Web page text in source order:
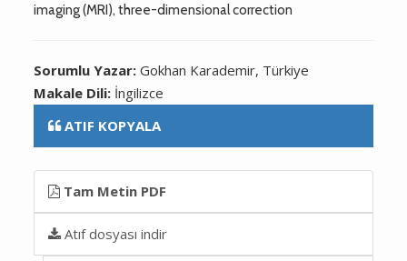
imaging (MRI), three-dimensional correction
Sorumlu Yazar:Gokhan Karademir, Türkiye
Makale Dili: İngilizce
ATIF KOPYALA
Tam Metin PDF
Atıf dosyası indir